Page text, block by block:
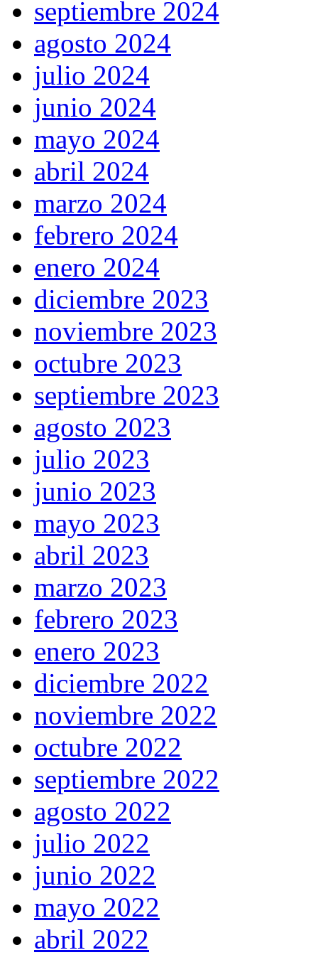
septiembre 2024
agosto 2024
julio 2024
junio 2024
mayo 2024
abril 2024
marzo 2024
febrero 2024
enero 2024
diciembre 2023
noviembre 2023
octubre 2023
septiembre 2023
agosto 2023
julio 2023
junio 2023
mayo 2023
abril 2023
marzo 2023
febrero 2023
enero 2023
diciembre 2022
noviembre 2022
octubre 2022
septiembre 2022
agosto 2022
julio 2022
junio 2022
mayo 2022
abril 2022